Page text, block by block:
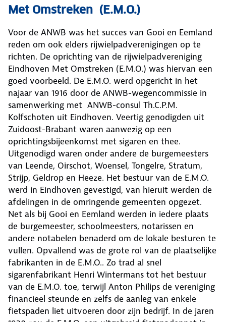
Met Omstreken (E.M.O.)
Voor de ANWB was het succes van Gooi en Eemland
reden om ook elders rijwielpadverenigingen op te
richten. De oprichting van de rijwielpadvereniging
Eindhoven Met Omstreken (E.M.O.) was hiervan een
goed voorbeeld. De E.M.O. werd opgericht in het
najaar van 1916 door de ANWB-wegencommissie in
samenwerking met ANWB-consul Th.C.P.M.
Kolfschoten uit Eindhoven. Veertig genodigden uit
Zuidoost-Brabant waren aanwezig op een
oprichtingsbijeenkomst met sigaren en thee.
Uitgenodigd waren onder andere de burgemeesters
van Leende, Oirschot, Woensel, Tongelre, Stratum,
Strijp, Geldrop en Heeze. Het bestuur van de E.M.O.
werd in Eindhoven gevestigd, van hieruit werden de
afdelingen in de omringende gemeenten opgezet.
Net als bij Gooi en Eemland werden in iedere plaats
de burgemeester, schoolmeesters, notarissen en
andere notabelen benaderd om de lokale besturen te
vullen. Opvallend was de grote rol van de plaatselijke
fabrikanten in de E.M.O.. Zo trad al snel
sigarenfabrikant Henri Wintermans tot het bestuur
van de E.M.O. toe, terwijl Anton Philips de vereniging
financieel steunde en zelfs de aanleg van enkele
fietspaden liet uitvoeren door zijn bedrijf. In de jaren